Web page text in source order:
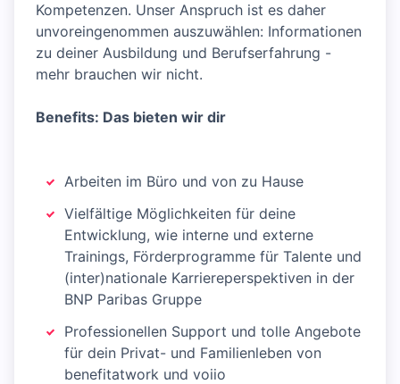
Kompetenzen. Unser Anspruch ist es daher
unvoreingenommen auszuwählen: Informationen
zu deiner Ausbildung und Berufserfahrung -
mehr brauchen wir nicht.
Benefits: Das bieten wir dir
Arbeiten im Büro und von zu Hause
Vielfältige Möglichkeiten für deine
Entwicklung, wie interne und externe
Trainings, Förderprogramme für Talente und
(inter)nationale Karriereperspektiven in der
BNP Paribas Gruppe
Professionellen Support und tolle Angebote
für dein Privat- und Familienleben von
benefitatwork und voiio